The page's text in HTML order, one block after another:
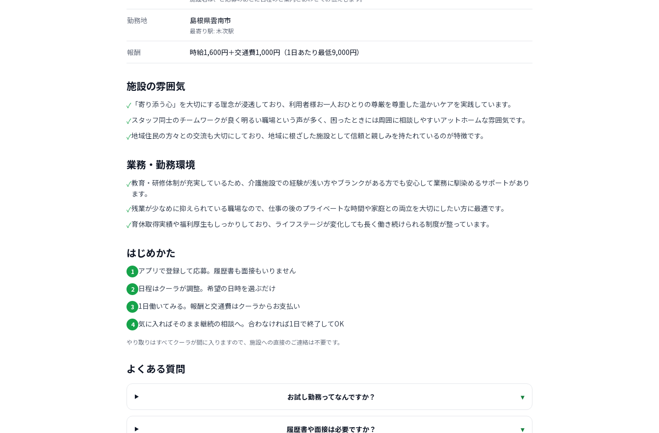
勤務地 島根県雲南市
最寄り駅: 木次駅
報酬 時給1,600円＋交通費1,000円（1日あたり最低9,000円）
施設の雰囲気
✓ 「寄り添う心」を大切にする理念が浸透しており、利用者様お一人おひとりの尊厳を尊重した温かいケアを実践しています。
✓スタッフ同士のチームワークが良く明るい職場という声が多く、困ったときには周囲に相談しやすいアットホームな雰囲気です。
✓地域住民の方々との交流も大切にしており、地域に根ざした施設として信頼と親しみを持たれているのが特徴です。
業務・勤務環境
✓教育・研修体制が充実しているため、介護施設での経験が浅い方やブランクがある方でも安心して業務に馴染めるサポートがあり
ます。
✓残業が少なめに抑えられている職場なので、仕事の後のプライベートな時間や家庭との両立を大切にしたい方に最適です。
✓育休取得実績や福利厚生もしっかりしており、ライフステージが変化しても長く働き続けられる制度が整っています。
はじめかた
1 アプリで登録して応募。履歴書も面接もいりません
2 日程はクーラが調整。希望の日時を選ぶだけ
3 1日働いてみる。報酬と交通費はクーラからお支払い
4 気に入ればそのまま継続の相談へ。合わなければ1日で終了してOK
やり取りはすべてクーラが間に入りますので、施設への直接のご連絡は不要です。
よくある質問
お試し勤務ってなんですか？ ▾
履歴書や面接は必要ですか？ ▾